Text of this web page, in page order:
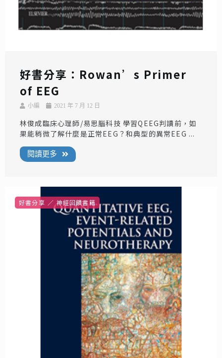
好書分享：Rowan’s Primer
of EEG
小編 2021 年 7 月 12 日
林俊成臨床心理師/易思腦科技 學習QEEG判讀前，如
果能稍微了解什麼是正常EEG？和典型的異常EEG ...
閱讀更多
好書分享 神經回饋書籍